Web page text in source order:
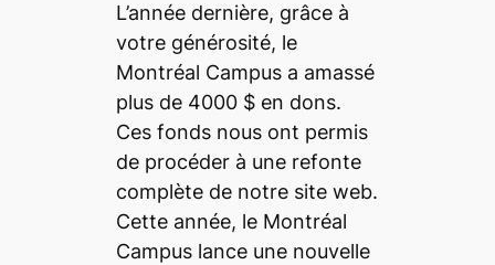
L’année dernière, grâce à
votre générosité, le
Montréal Campus a amassé
plus de 4000 $ en dons.
Ces fonds nous ont permis
de procéder à une refonte
complète de notre site web.
Cette année, le Montréal
Campus lance une nouvelle